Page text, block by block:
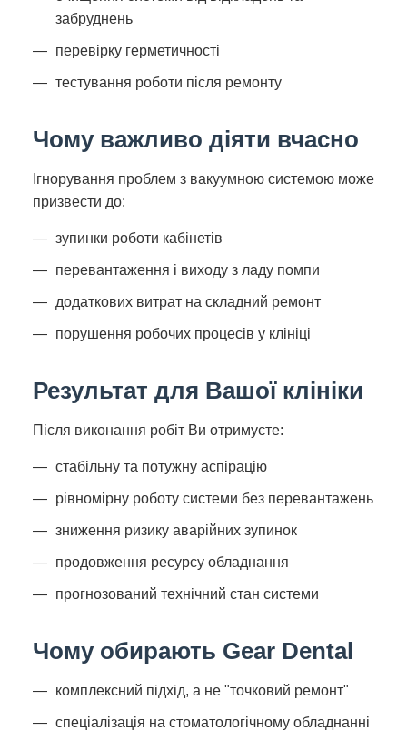
забруднень
перевірку герметичності
тестування роботи після ремонту
Чому важливо діяти вчасно
Ігнорування проблем з вакуумною системою може
призвести до:
зупинки роботи кабінетів
перевантаження і виходу з ладу помпи
додаткових витрат на складний ремонт
порушення робочих процесів у клініці
Результат для Вашої клініки
Після виконання робіт Ви отримуєте:
стабільну та потужну аспірацію
рівномірну роботу системи без перевантажень
зниження ризику аварійних зупинок
продовження ресурсу обладнання
прогнозований технічний стан системи
Чому обирають Gear Dental
комплексний підхід, а не "точковий ремонт"
спеціалізація на стоматологічному обладнанні